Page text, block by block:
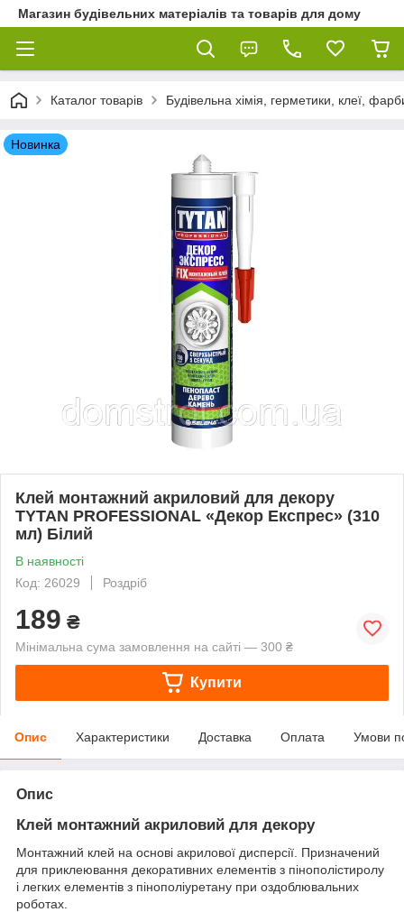
Магазин будівельних матеріалів та товарів для дому
Каталог товарів Будівельна хімія, герметики, клеї,
Новинка
Клей монтажний акриловий для декору
TYTAN PROFESSIONAL «Декор Експрес» (310
мл) Білий
В наявності
Код: 26029
Роздріб
189 ₴
Мінімальна сума замовлення на сайті — 300 ₴
Купити
Опис Характеристики Доставка Оплата Умови
Опис
Клей монтажний акриловий для декору
Монтажний клей на основі акрилової дисперсії. Призначений
для приклеювання декоративних елементів з пінополістиролу
і легких елементів з пінополіуретану при оздоблювальних
роботах.